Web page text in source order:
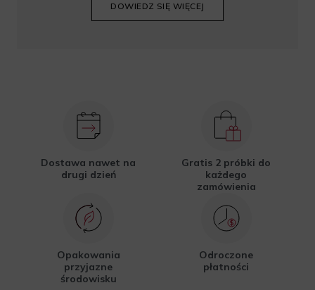
DOWIEDZ SIĘ WIĘCEJ
Dostawa nawet na
drugi dzień
Gratis 2 próbki do
każdego
zamówienia
Opakowania
przyjazne
środowisku
Odroczone
płatności